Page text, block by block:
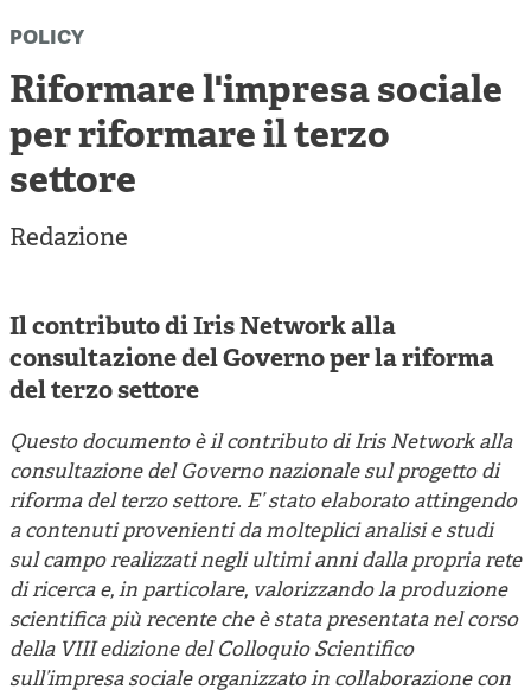
Acini di fuoco - Dossier Mezzogiorno
Valutazione e dintorni
policy
Riformare l'impresa sociale
per riformare il terzo
settore
Redazione
Il contributo di Iris Network alla
consultazione del Governo per la riforma
del terzo settore
Questo documento è il contributo di Iris Network alla
consultazione del Governo nazionale sul progetto di
riforma del terzo settore. E’ stato elaborato attingendo
a contenuti provenienti da molteplici analisi e studi
sul campo realizzati negli ultimi anni dalla propria rete
di ricerca e, in particolare, valorizzando la produzione
scientifica più recente che è stata presentata nel corso
della VIII edizione del Colloquio Scientifico
sull’impresa sociale organizzato in collaborazione con